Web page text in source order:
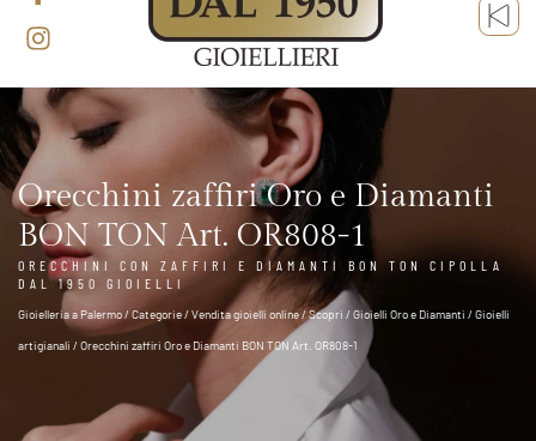
Orecchini zaffiri Oro e Diamanti
BON TON Art. OR808-1
ORECCHINI CON ZAFFIRI E DIAMANTI BON TON CIPOLLA
DAL 1950 GIOIELLI
Gioielleria a Palermo/Categorie/Vendita gioielli online/Scopri / Gioielli Oro e Diamanti /Gioielli
artigianali / Orecchini zaffiri Oro e Diamanti BON TON Art. OR808-1